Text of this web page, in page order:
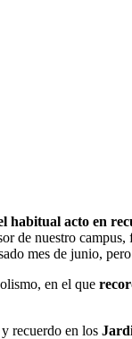
habitual acto en
de nuestro
mes de junio, pero
en el que
recuerdo en los